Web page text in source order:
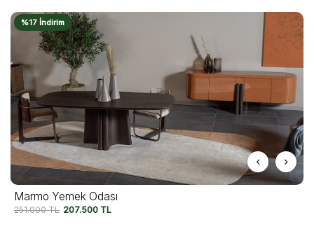
%17 İndirim
Marmo Yemek Odası
251.000TL 207.500 TL